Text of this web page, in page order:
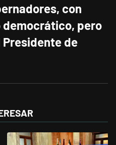
con
pero
Presidente de